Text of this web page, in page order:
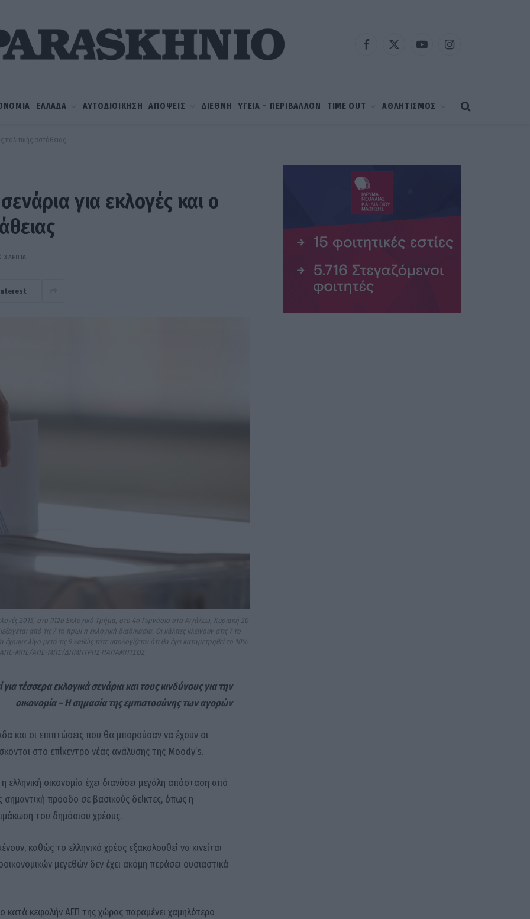
Facebook
X
YouTubeInstagram
ΕΛΛΑΔΑ ΑΥΤΟΔΙΟΙΚΗΣΗ ΑΠΟΨΕΙΣ ΔΙΕΘΝΗ ΥΓΕΙΑ – ΠΕΡΙΒΑΛΛΟΝ TIME OUT ΑΘΛΗΤΙΣΜΟΣ
πολιτικής αστάθειας
για εκλογές και ο
3 ΛΕΠΤΆ
2015, στο 912ο Εκλογικό Τμήμα, στο 4ο Γυμνάσιο στο Αιγάλεω, Κυριακή 20
από τις 7 το πρωί η εκλογική διαδικασία. Οι κάλπες κλείνουν στις 7 το
λίγο μετά τις 9 καθώς τότε υπολογίζεται ότι θα έχει καταμετρηθεί το 10%
ΑΠΕ-ΜΠΕ/ΑΠΕ-ΜΠΕ/ΔΗΜΗΤΡΗΣ ΠΑΠΑΜΗΤΣΟΣ
τέσσερα εκλογικά σενάρια και τους κινδύνους για την
οικονομία – Η σημασία της εμπιστοσύνης των αγορών
και οι επιπτώσεις που θα μπορούσαν να έχουν οι
στο επίκεντρο νέας ανάλυσης της Moody’s.
ελληνική οικονομία έχει διανύσει μεγάλη απόσταση από
πρόοδο σε βασικούς δείκτες, όπως η
του δημόσιου χρέους.
καθώς το ελληνικό χρέος εξακολουθεί να κινείται
μεγεθών δεν έχει ακόμη περάσει ουσιαστικά
κατά κεφαλήν ΑΕΠ της χώρας παραμένει χαμηλότερο